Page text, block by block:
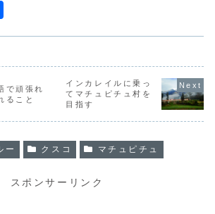
で頑張れ
ること
インカレイルに乗っ
てマチュピチュ村を
目指す
ー クスコ マチュピチュ
スポンサーリンク